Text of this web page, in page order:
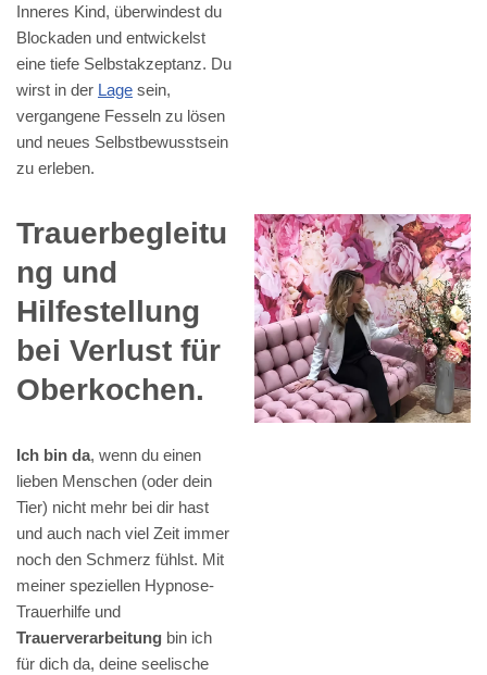
Inneres Kind, überwindest du
Blockaden und entwickelst
eine tiefe Selbstakzeptanz. Du
wirst in der Lage sein,
vergangene Fesseln zu lösen
und neues Selbstbewusstsein
zu erleben.
Trauerbegleitu
ng und
Hilfestellung
bei Verlust für
Oberkochen.
Ich bin da, wenn du einen
lieben Menschen (oder dein
Tier) nicht mehr bei dir hast
und auch nach viel Zeit immer
noch den Schmerz fühlst. Mit
meiner speziellen Hypnose-
Trauerhilfe und
Trauerverarbeitung bin ich
für dich da, deine seelische